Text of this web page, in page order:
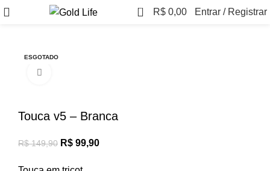
0 R$ 0,00 Entrar / Registrar
ESGOTADO
Touca v5 – Branca
R$149,90 R$ 99,90